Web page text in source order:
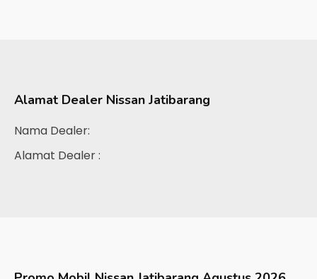
Alamat Dealer Nissan Jatibarang
Nama Dealer:
Alamat Dealer :